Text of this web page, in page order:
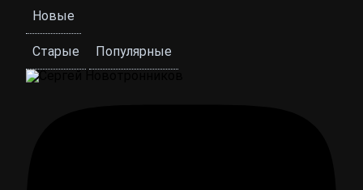
Новые
Старые Популярные